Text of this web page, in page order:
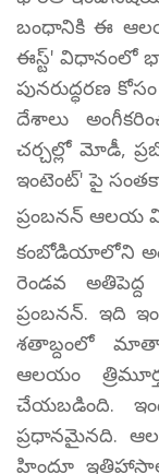
బంధానికి ఈ
ఈస్ట్' విధానంలో
పునరుద్ధరణ
దేశాలు
చర్చల్లో మోడీ,
ఇంటెంట్' పై
ప్రంబనన్ ఆలయ
కంబోడియాలోని
రెండవ
ప్రంబనన్.
శతాబ్దంలో
ఆలయం
చేయబడింది.
ప్రధానమైనది.
హిందూ